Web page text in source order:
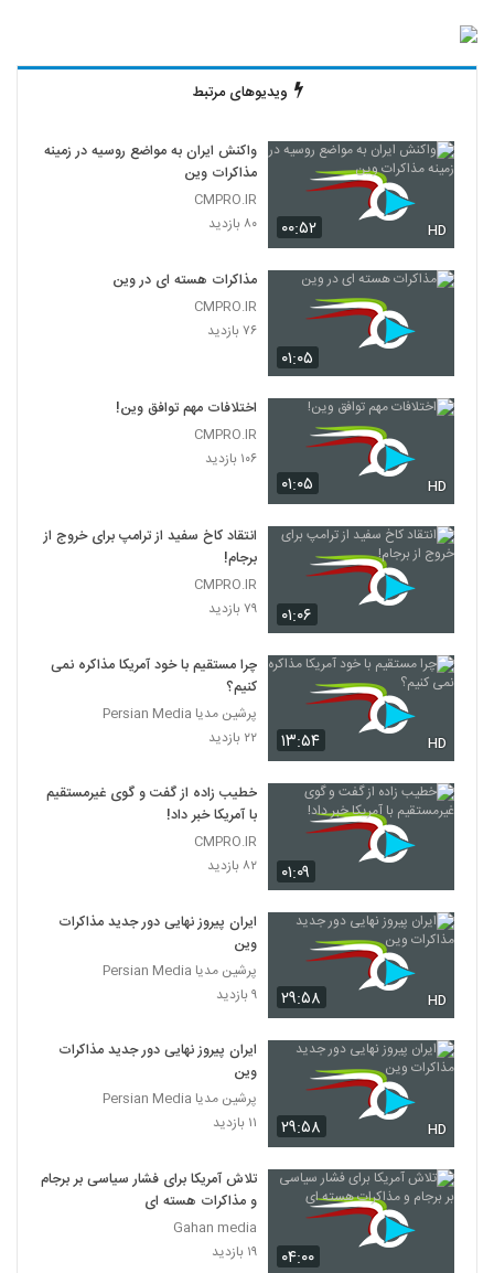
ویدیوهای مرتبط
۰۰:۵۲ HD
واکنش ایران به مواضع روسیه در زمینه
مذاکرات وین
CMPRO.IR
۸۰ بازدید
۰۱:۰۵
مذاکرات هسته ای در وین
CMPRO.IR
۷۶ بازدید
۰۱:۰۵ HD
اختلافات مهم توافق وین!
CMPRO.IR
۱۰۶ بازدید
۰۱:۰۶
انتقاد کاخ سفید از ترامپ برای خروج از
برجام!
CMPRO.IR
۷۹ بازدید
۱۳:۵۴ HD
چرا مستقیم با خود آمریکا مذاکره نمی
کنیم؟
پرشین مدیا Persian Media
۲۲ بازدید
۰۱:۰۹
خطیب زاده از گفت و گوی غیرمستقیم
با آمریکا خبر داد!
CMPRO.IR
۸۲ بازدید
۲۹:۵۸ HD
ایران پیروز نهایی دور جدید مذاکرات
وین
پرشین مدیا Persian Media
۹ بازدید
۲۹:۵۸ HD
ایران پیروز نهایی دور جدید مذاکرات
وین
پرشین مدیا Persian Media
۱۱ بازدید
۰۴:۰۰
تلاش آمریکا برای فشار سیاسی بر برجام
و مذاکرات هسته ای
Gahan media
۱۹ بازدید